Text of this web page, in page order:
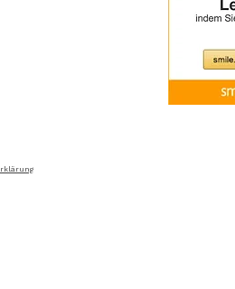
V. Ritterstraße 24, D-04109